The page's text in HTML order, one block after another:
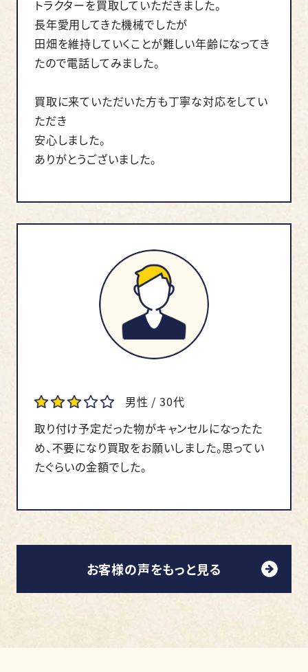
トラクターを買取していただきました。
長年愛用してきた機械でしたが
田畑を維持していくことが難しい年齢になってき
たので電話してみました。
買取に来ていただいた方も丁寧な対応をしてい
ただき
安心しました。
ありがとうございました。
男性 / 30代
取り付け予定だった物がキャンセルになったた
め、不要になり買取をお願いしました。思ってい
たぐらいの金額でした。
お客様の声をもっと見る